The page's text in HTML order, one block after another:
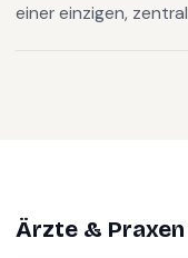
einer einzigen,
Ärzte & Praxen